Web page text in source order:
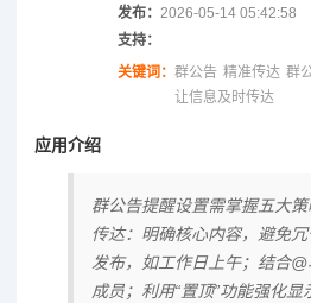
发布： 2026-05-14 05:42:58
支持：
关键词： 群公告 精准传达 群
让信息及时传达
应用介绍
群公告提醒设置需掌握五大
传达：明确核心内容，避免
发布，如工作日上午；结合
成员；利用“置顶”功能强化